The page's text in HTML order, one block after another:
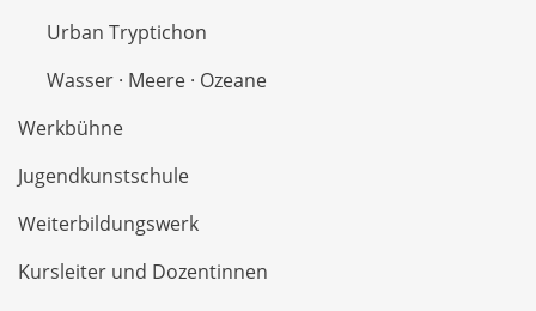
Urban Tryptichon
Wasser · Meere · Ozeane
Werkbühne
Jugendkunstschule
Weiterbildungswerk
Kursleiter und Dozentinnen